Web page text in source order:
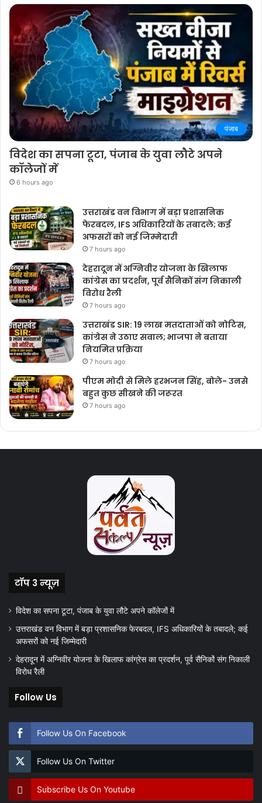
पंजाब
विदेश का सपना टूटा, पंजाब के युवा लौटे अपने
कॉलेजों में
6 hours ago
उत्तराखंड वन विभाग में बड़ा प्रशासनिक
फेरबदल, IFS अधिकारियों के तबादले; कई
अफसरों को नई जिम्मेदारी
7 hours ago
देहरादून में अग्निवीर योजना के खिलाफ
कांग्रेस का प्रदर्शन, पूर्व सैनिकों संग निकाली
विरोध रैली
7 hours ago
उत्तराखंड SIR: 19 लाख मतदाताओं को नोटिस,
कांग्रेस ने उठाए सवाल; भाजपा ने बताया
नियमित प्रक्रिया
7 hours ago
पीएम मोदी से मिले हरभजन सिंह, बोले- उनसे
बहुत कुछ सीखने की जरूरत
7 hours ago
टॉप 3 न्यूज़
विदेश का सपना टूटा, पंजाब के युवा लौटे अपने कॉलेजों में
उत्तराखंड वन विभाग में बड़ा प्रशासनिक फेरबदल, IFS अधिकारियों के तबादले; कई
अफसरों को नई जिम्मेदारी
देहरादून में अग्निवीर योजना के खिलाफ कांग्रेस का प्रदर्शन, पूर्व सैनिकों संग निकाली
विरोध रैली
Follow Us
Follow Us On Facebook
Follow Us On Twitter
Subscribe Us On Youtube